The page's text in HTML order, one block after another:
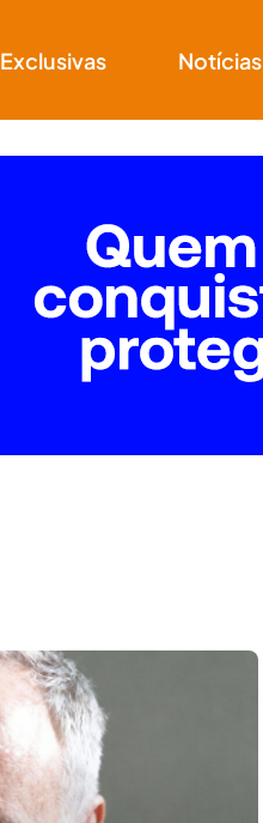
Exclusivas Notícias